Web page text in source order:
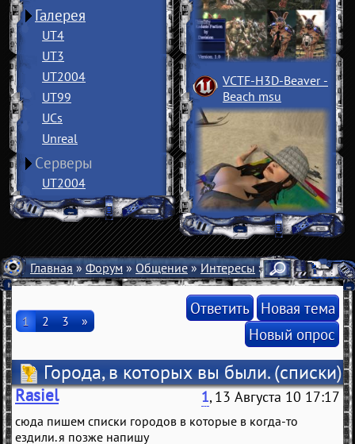
Галерея
UT4
UT3
UT2004
UT99
UCs
Unreal
Серверы
UT2004
VCTF-H3D-Beaver ­
Beach msu
Главная»Форум»Общение»Интересы» Города, в
1 2 3 »
Ответить Новая тема
Новый опрос
Города, в которых вы были.(списки)
Rasiel 1, 13 Августа 10 17:17
сюда пишем списки городов в которые в когда-то
ездили. я позже напишу